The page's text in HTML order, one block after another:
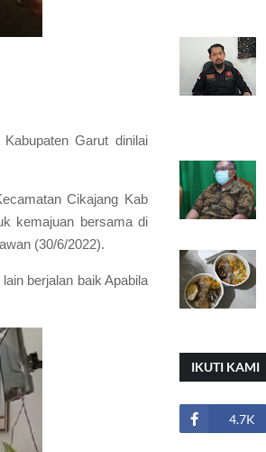
Garut dinilai
Cikajang Kab
kemajuan bersama di
(30/6/2022).
berjalan baik Apabila
IKUTI KAMI
4.7K